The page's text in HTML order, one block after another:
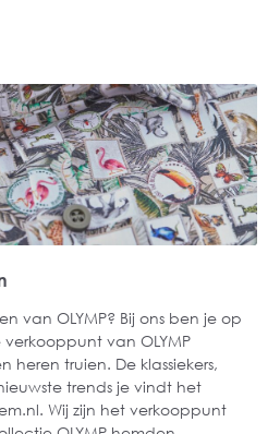
van OLYMP? Bij ons ben je op
van OLYMP
heren truien. De klassiekers,
trends je vindt het
Wij zijn het verkooppunt